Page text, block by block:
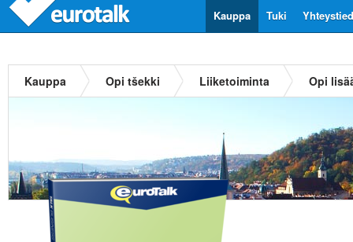
Tuki
Kauppa
Kauppa Opi tšekki Liiketoiminta Opi